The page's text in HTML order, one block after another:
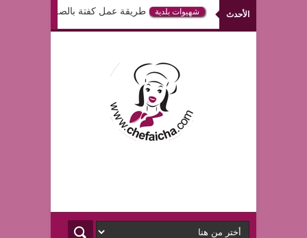
الأحدث شهيوات بلدية طريقة عمل كفتة بالصلصة في الفرن